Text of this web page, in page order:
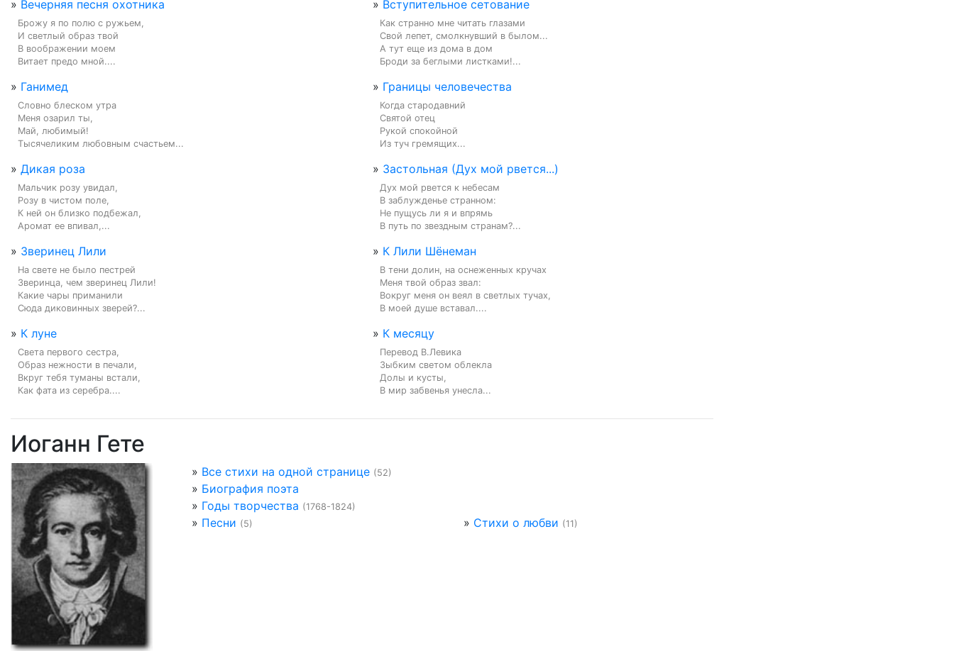
» Вечерняя песня охотника
Брожу я по полю с ружьем,
И светлый образ твой
В воображении моем
Витает предо мной....
» Вступительное сетование
Как странно мне читать глазами
Свой лепет, смолкнувший в былом...
А тут еще из дома в дом
Броди за беглыми листками!...
» Ганимед
Словно блеском утра
Меня озарил ты,
Май, любимый!
Тысячеликим любовным счастьем...
» Границы человечества
Когда стародавний
Святой отец
Рукой спокойной
Из туч гремящих...
» Дикая роза
Мальчик розу увидал,
Розу в чистом поле,
К ней он близко подбежал,
Аромат ее впивал,...
» Застольная (Дух мой рвется...)
Дух мой рвется к небесам
В заблужденье странном:
Не пущусь ли я и впрямь
В путь по звездным странам?...
» Зверинец Лили
На свете не было пестрей
Зверинца, чем зверинец Лили!
Какие чары приманили
Сюда диковинных зверей?...
» К Лили Шёнеман
В тени долин, на оснеженных кручах
Меня твой образ звал:
Вокруг меня он веял в светлых тучах,
В моей душе вставал....
» К луне
Света первого сестра,
Образ нежности в печали,
Вкруг тебя туманы встали,
Как фата из серебра....
» К месяцу
Перевод В.Левика
Зыбким светом облекла
Долы и кусты,
В мир забвенья унесла...
Иоганн Гете
» Все стихи на одной странице (52)
» Биография поэта
» Годы творчества (1768-1824)
» Песни (5) » Стихи о любви (11)